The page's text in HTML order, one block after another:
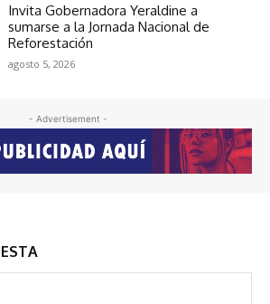
Invita Gobernadora Yeraldine a
sumarse a la Jornada Nacional de
Reforestación
agosto 5, 2026
- Advertisement -